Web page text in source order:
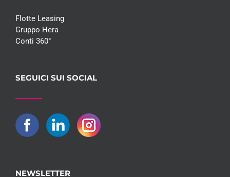
Flotte Leasing
Gruppo Hera
Conti 360°
SEGUICI SUI SOCIAL
NEWSLETTER